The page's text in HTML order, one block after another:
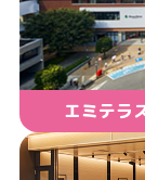
エミテラ